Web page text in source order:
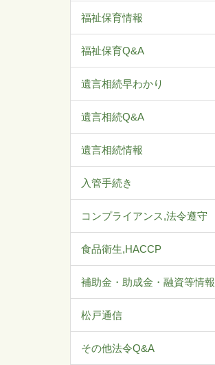
福祉保育情報
福祉保育Q&A
遺言相続早わかり
遺言相続Q&A
遺言相続情報
入管手続き
コンプライアンス,法令遵守
食品衛生,HACCP
補助金・助成金・融資等情報
松戸通信
その他法令Q&A